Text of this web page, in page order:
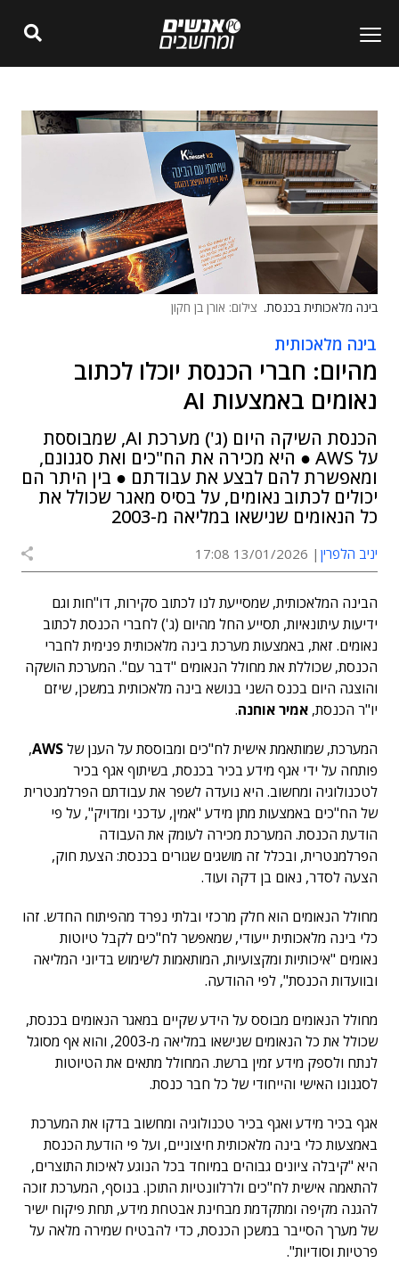
בינה מלאכותית בכנסת. צילום: אורן בן חקון
בינה מלאכותית
מהיום: חברי הכנסת יוכלו לכתוב
נאומים באמצעות AI
הכנסת השיקה היום (ג') מערכת AI, שמבוססת
על AWS ● היא מכירה את הח"כים ואת סגנונם,
ומאפשרת להם לבצע את עבודתם ● בין היתר הם
יכולים לכתוב נאומים, על בסיס מאגר שכולל את
כל הנאומים שנישאו במליאה מ-2003
יניב הלפרין 13/01/2026 17:08
הבינה המלאכותית, שמסייעת לנו לכתוב סקירות, דו"חות וגם
ידיעות עיתונאיות, תסייע החל מהיום (ג') לחברי הכנסת לכתוב
נאומים. זאת, באמצעות מערכת בינה מלאכותית פנימית לחברי
הכנסת, שכוללת את מחולל הנאומים "דבר עם". המערכת הושקה
והוצגה היום בכנס השני בנושא בינה מלאכותית במשכן, שיזם
יו"ר הכנסת, אמיר אוחנה.
המערכת, שמותאמת אישית לח"כים ומבוססת על הענן שלAWS
,
פותחה על ידי אגף מידע בכיר בכנסת, בשיתוף אגף בכיר
לטכנולוגיה ומחשוב. היא נועדה לשפר את עבודתם הפרלמנטרית
של הח"כים באמצעות מתן מידע "אמין, עדכני ומדויק", על פי
הודעת הכנסת. המערכת מכירה לעומק את העבודה
הפרלמנטרית, ובכלל זה מושגים שגורים בכנסת: הצעת חוק,
הצעה לסדר, נאום בן דקה ועוד.
מחולל הנאומים הוא חלק מרכזי ובלתי נפרד מהפיתוח החדש. זהו
כלי בינה מלאכותית ייעודי, שמאפשר לח"כים לקבל טיוטות
נאומים "איכותיות ומקצועיות, המותאמות לשימוש בדיוני המליאה
ובוועדות הכנסת", לפי ההודעה.
מחולל הנאומים מבוסס על הידע שקיים במאגר הנאומים בכנסת,
שכולל את כל הנאומים שנישאו במליאה מ-2003, והוא אף מסוגל
לנתח ולספק מידע זמין ברשת. המחולל מתאים את הטיוטות
לסגנונו האישי והייחודי של כל חבר כנסת.
אגף בכיר מידע ואגף בכיר טכנולוגיה ומחשוב בדקו את המערכת
באמצעות כלי בינה מלאכותית חיצוניים, ועל פי הודעת הכנסת
היא "קיבלה ציונים גבוהים במיוחד בכל הנוגע לאיכות התוצרים,
להתאמה אישית לח"כים ולרלוונטיות התוכן. בנוסף, המערכת זוכה
להגנה מקיפה ומתקדמת מבחינת אבטחת מידע, תחת פיקוח ישיר
של מערך הסייבר במשכן הכנסת, כדי להבטיח שמירה מלאה על
פרטיות וסודיות".